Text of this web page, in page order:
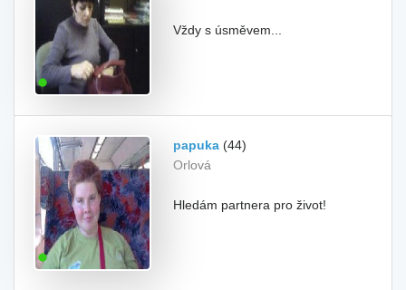
Vždy s úsměvem...
papuka (44)
Orlová
Hledám partnera pro život!